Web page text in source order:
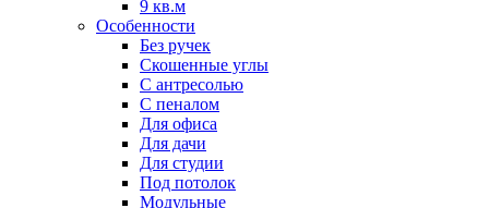
9 кв.м
Особенности
Без ручек
Скошенные углы
С антресолью
С пеналом
Для офиса
Для дачи
Для студии
Под потолок
Модульные